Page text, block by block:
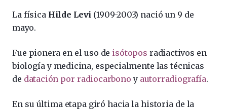
La física Hilde Levi (1909-2003) nació un 9 de
mayo.
Fue pionera en el uso de isótopos radiactivos en
biología y medicina, especialmente las técnicas
de datación por radiocarbono y autorradiografía.
En su última etapa giró hacia la historia de la